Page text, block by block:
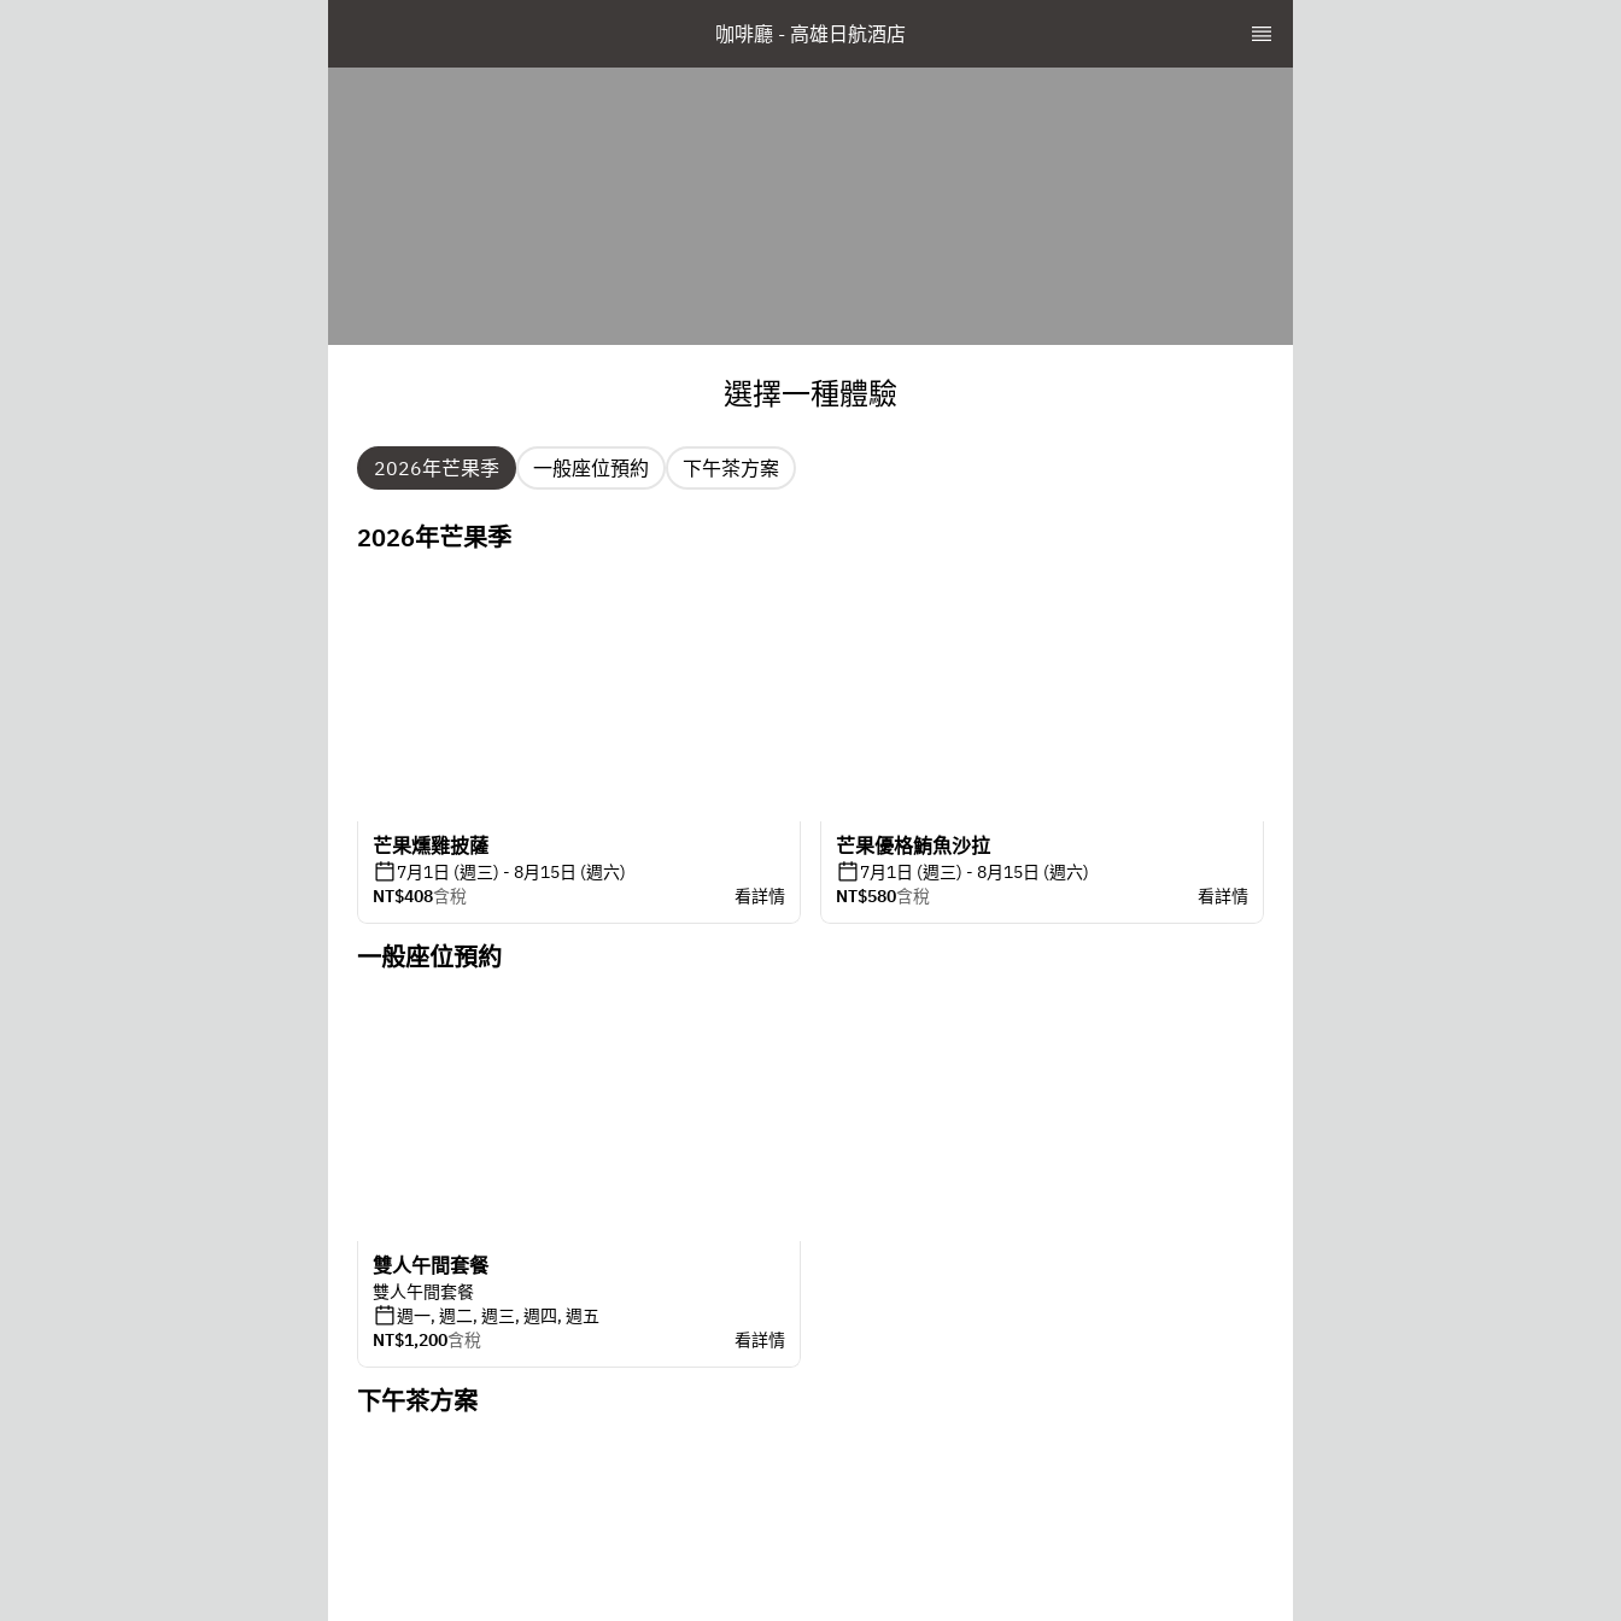
咖啡廳 - 高雄日航酒店
選擇一種體驗
2026年芒果季 一般座位預約 下午茶方案
2026年芒果季
芒果燻雞披薩
7月1日 (週三) - 8月15日 (週六)
NT$408含稅 看詳情
芒果優格鮪魚沙拉
7月1日 (週三) - 8月15日 (週六)
NT$580含稅 看詳情
一般座位預約
雙人午間套餐
雙人午間套餐
週一, 週二, 週三, 週四, 週五
NT$1,200含稅 看詳情
下午茶方案